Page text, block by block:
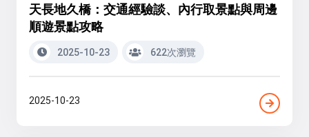
天長地久橋：交通經驗談、內行取景點與周邊
順遊景點攻略
2025-10-23 622次瀏覽
2025-10-23